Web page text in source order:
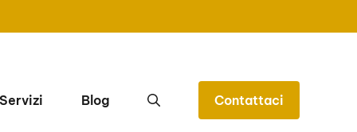
Servizi Blog Contattaci